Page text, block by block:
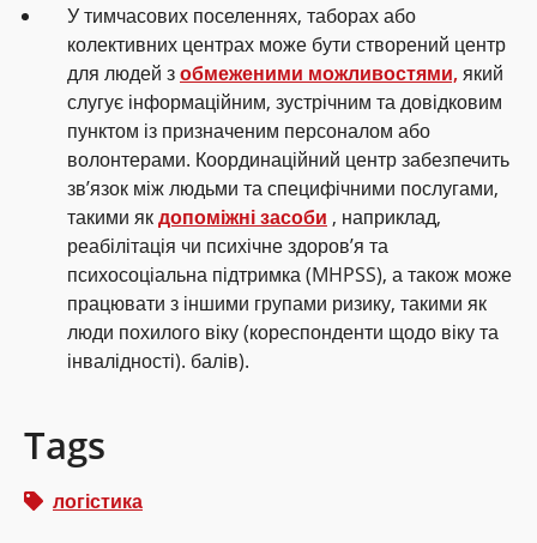
У тимчасових поселеннях, таборах або
колективних центрах може бути створений центр
для людей зобмеженими можливостями,який
слугує інформаційним, зустрічним та довідковим
пунктом із призначеним персоналом або
волонтерами. Координаційний центр забезпечить
зв’язок між людьми та специфічними послугами,
такими якдопоміжні засоби , наприклад,
реабілітація чи психічне здоров’я та
психосоціальна підтримка (MHPSS), а також може
працювати з іншими групами ризику, такими як
люди похилого віку (кореспонденти щодо віку та
інвалідності). балів).
Tags
логістика